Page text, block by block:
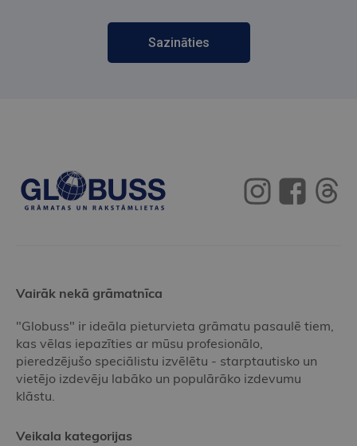
Sazināties
Vairāk nekā grāmatnīca
"Globuss" ir ideāla pieturvieta grāmatu pasaulē tiem,
kas vēlas iepazīties ar mūsu profesionālo,
pieredzējušo speciālistu izvēlētu - starptautisko un
vietējo izdevēju labāko un populārāko izdevumu
klāstu.
Veikala kategorijas